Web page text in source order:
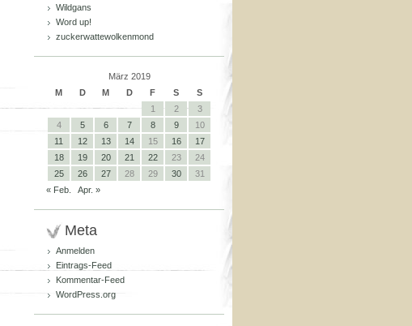
Wildgans
Word up!
zuckerwattewolkenmond
März 2019
M
D M D F S
S
1
2
3
4
5 6 7 8 9
10
11
12 13 14 15 16
17
18
19 20 21 22 23
24
25
26 27 28 29 30
31
« Feb.
Apr. »
Meta
Anmelden
Eintrags-Feed
Kommentar-Feed
WordPress.org